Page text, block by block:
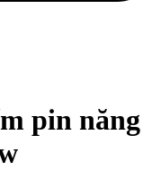
pin năng